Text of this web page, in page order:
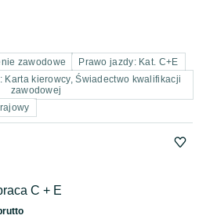
zawodowe
Prawo jazdy: Kat. C+E
Karta kierowcy, Świadectwo kwalifikacji
zawodowej
C + E